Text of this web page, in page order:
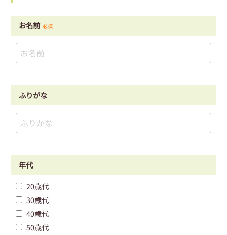
お名前 必須
ふりがな
年代
20歳代
30歳代
40歳代
50歳代